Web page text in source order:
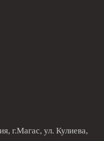
г.Магас, ул. Кулиева,